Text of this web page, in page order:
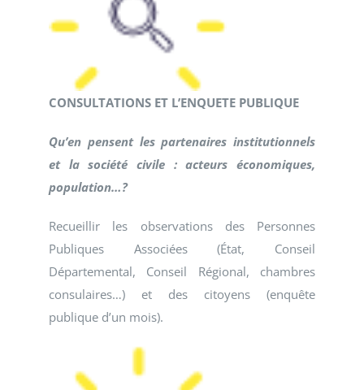
CONSULTATIONS ET L’ENQUETE PUBLIQUE
Qu’en pensent les partenaires institutionnels
et la société civile : acteurs économiques,
population…?
Recueillir les observations des Personnes
Publiques Associées (État, Conseil
Départemental, Conseil Régional, chambres
consulaires…) et des citoyens (enquête
publique d’un mois).